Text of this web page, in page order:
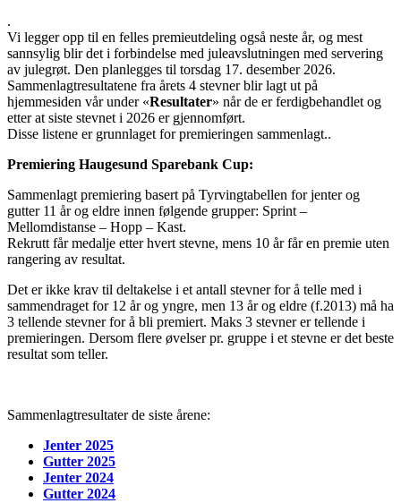
.
Vi legger opp til en felles premieutdeling også neste år, og mest
sannsylig blir det i forbindelse med juleavslutningen med servering
av julegrøt. Den planlegges til torsdag 17. desember 2026.
Sammenlagtresultatene fra årets 4 stevner blir lagt ut på
hjemmesiden vår under «Resultater» når de er ferdigbehandlet og
etter at siste stevnet i 2026 er gjennomført.
Disse listene er grunnlaget for premieringen sammenlagt..
Premiering Haugesund Sparebank Cup:
Sammenlagt premiering basert på Tyrvingtabellen for jenter og
gutter 11 år og eldre innen følgende grupper: Sprint –
Mellomdistanse – Hopp – Kast.
Rekrutt får medalje etter hvert stevne, mens 10 år får en premie uten
rangering av resultat.
Det er ikke krav til deltakelse i et antall stevner for å telle med i
sammendraget for 12 år og yngre, men 13 år og eldre (f.2013) må ha
3 tellende stevner for å bli premiert. Maks 3 stevner er tellende i
premieringen. Dersom flere øvelser pr. gruppe i et stevne er det beste
resultat som teller.
Sammenlagtresultater de siste årene:
Jenter 2025
Gutter 2025
Jenter 2024
Gutter 2024